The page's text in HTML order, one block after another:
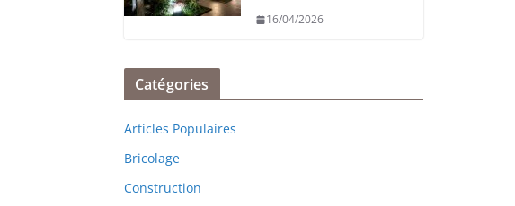
16/04/2026
Catégories
Articles Populaires
Bricolage
Construction